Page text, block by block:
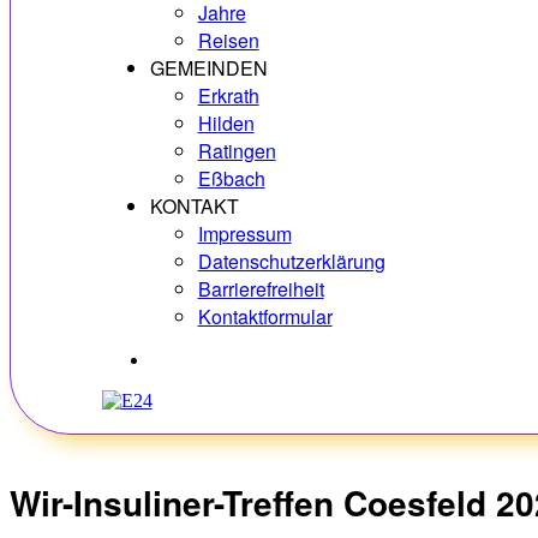
Jahre
Reisen
GEMEINDEN
Erkrath
Hilden
Ratingen
Eßbach
KONTAKT
Impressum
Datenschutzerklärung
Barrierefreiheit
Kontaktformular
Wir-Insuliner-Treffen Coesfeld